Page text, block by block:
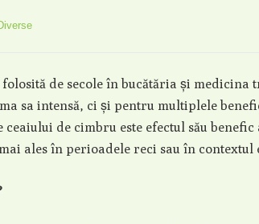
de secole în bucătăria și medicina
sa intensă, ci și pentru multiplele
de cimbru este efectul său
ales în perioadele reci sau în